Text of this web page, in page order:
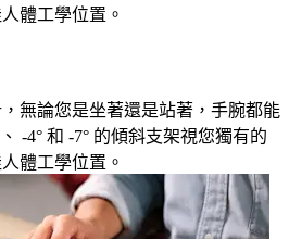
體工學位置。
無論您是坐著還是站著，手腕都能
-4° 和 -7° 的傾斜支架視您獨有的
體工學位置。